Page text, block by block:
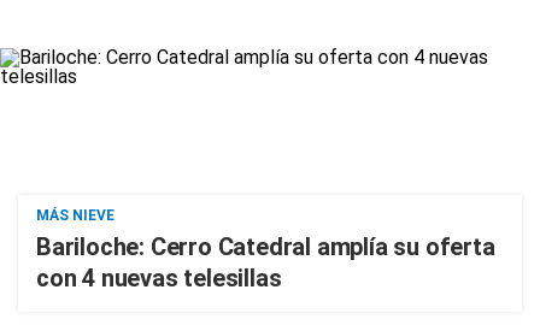
MÁS NIEVE
Bariloche: Cerro Catedral amplía su oferta
con 4 nuevas telesillas